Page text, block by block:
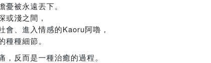
被永遠丟下。
或淺之間，
會、進入情感的Kaoru阿嚕，
種細節。
反而是一種治癒的過程。